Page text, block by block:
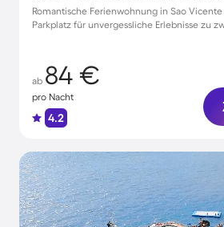
Romantische Ferienwohnung in Sao
Parkplatz für unvergessliche Erlebnisse zu
ab 84 €
pro Nacht
4.2